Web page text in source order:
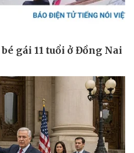
Quân sự - Quốc phòng
Vũ khí
Việt Nam
Phân tích